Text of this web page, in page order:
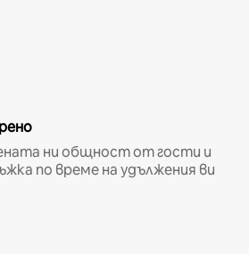
ни общност от гости и
по време на удължения ви